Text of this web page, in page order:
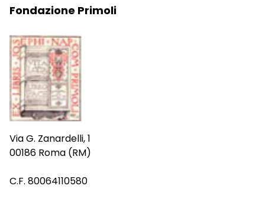
Fondazione Primoli
Via G. Zanardelli, 1
00186 Roma (RM)
C.F. 80064110580